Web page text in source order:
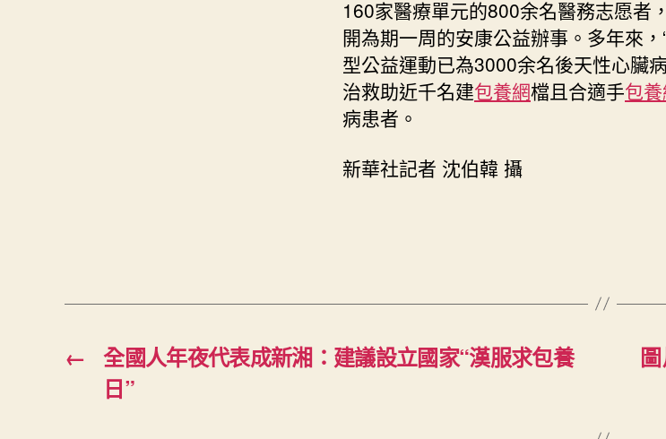
160家醫療單元的800余名醫務志愿者
開為期一周的安康公益辦事。多年來，
型公益運動已為3000余名後天性心臟
治救助近千名建包養網檔且合適手包
病患者。
新華社記者 沈伯韓 攝
←
全國人年夜代表成新湘：建議設立國家“漢服求包養
日”